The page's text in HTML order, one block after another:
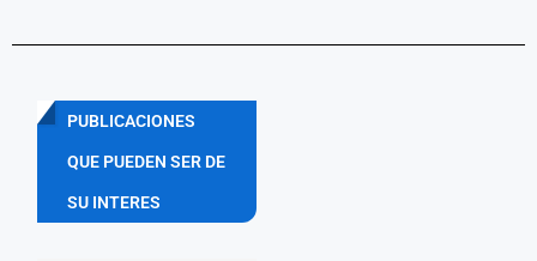
PUBLICACIONES
QUE PUEDEN SER DE
SU INTERES